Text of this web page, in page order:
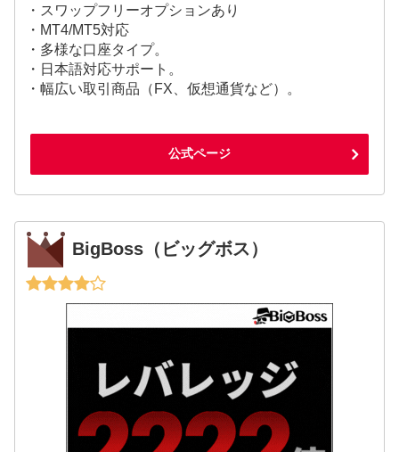
・スワップフリーオプションあり
・MT4/MT5対応
・多様な口座タイプ。
・日本語対応サポート。
・幅広い取引商品（FX、仮想通貨など）。
公式ページ
BigBoss（ビッグボス）